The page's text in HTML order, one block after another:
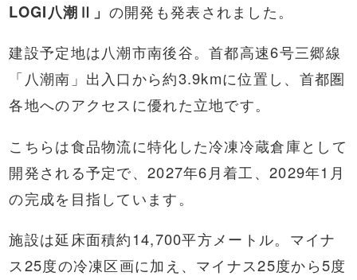
LOGI八潮Ⅱ」 の開発も発表されました。
建設予定地は八潮市南後谷。首都高速6号三郷線
「八潮南」出入口から約3.9kmに位置し、首都圏
各地へのアクセスに優れた立地です。
こちらは食品物流に特化した冷凍冷蔵倉庫として
開発される予定で、2027年6月着工、2029年1月
の完成を目指しています。
施設は延床面積約14,700平方メートル。マイナ
ス25度の冷凍区画に加え、マイナス25度から5度